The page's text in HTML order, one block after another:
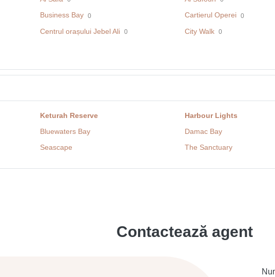
Business Bay 0 Cartierul Operei 0
Centrul orașului Jebel Ali 0 City Walk 0
Keturah Reserve Harbour Lights
Bluewaters Bay Damac Bay
Seascape The Sanctuary
Contactează agent